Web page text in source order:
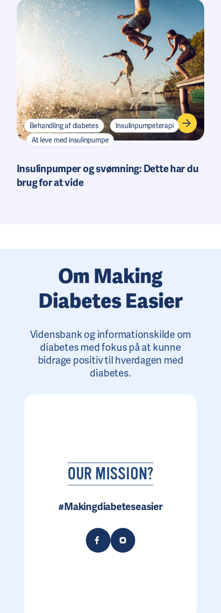
Behandling af diabetes
Insulinpumpeterapi
At leve med insulinpumpe
Insulinpumper og svømning: Dette har du
brug for at vide
Om Making
Diabetes Easier
Vidensbank og informationskilde om
diabetes med fokus på at kunne
bidrage positiv til hverdagen med
diabetes.
OUR MISSION?
#Makingdiabeteseasier